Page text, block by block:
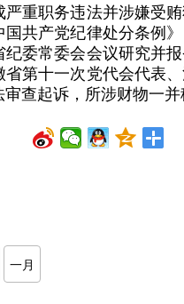
重职务违法并涉嫌受
共产党纪律处分条例
委常委会会议研究并
第十一次党代会代表
查起诉，所涉财物一并
一月